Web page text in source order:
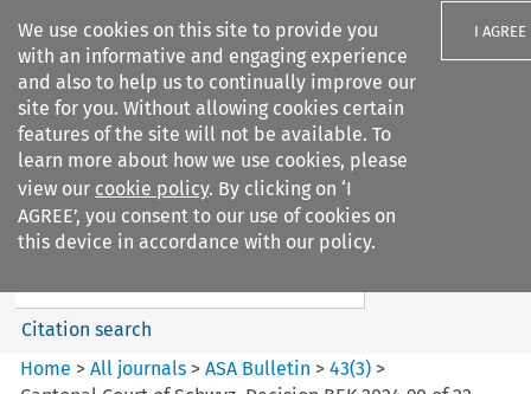
We use cookies on this site to provide you
with an informative and engaging experience
and also to help us to continually improve our
site for you. Without allowing cookies certain
features of the site will not be available. To
learn more about how we use cookies, please
view our cookie policy. By clicking on ‘I
AGREE’, you consent to our use of cookies on
this device in accordance with our policy.
I AGREE
Search filters
ASA Bulletin
Search content
Citation search
Home >All journals >ASA Bulletin >43(3) >